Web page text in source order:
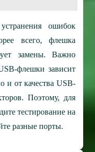
ошибок
всего, флешка
замены. Важно
флешки зависит
и от качества USB-
Поэтому, для
тестирование на
разные порты.